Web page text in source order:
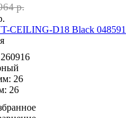
р.
CEILING-D18 Black 048591
260916
26
26